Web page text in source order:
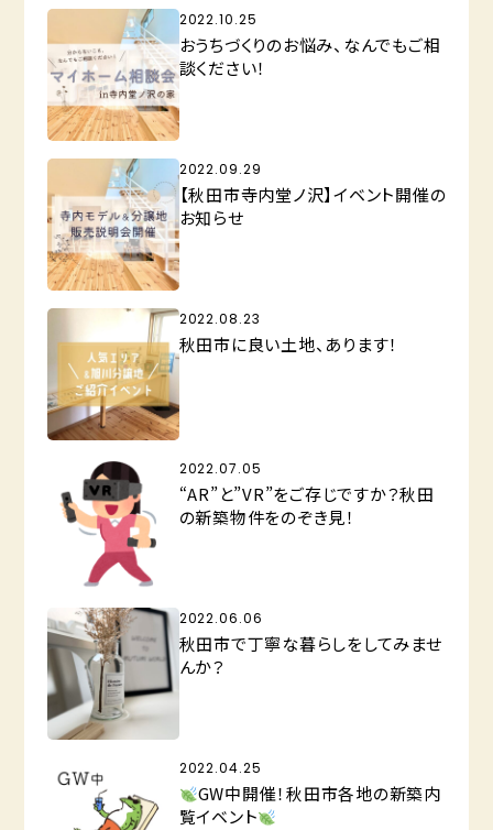
2022.10.25
おうちづくりのお悩み、なんでもご相
談ください！
2022.09.29
【秋田市寺内堂ノ沢】イベント開催の
お知らせ
2022.08.23
秋田市に良い土地、あります！
2022.07.05
“AR”と”VR”をご存じですか？秋田
の新築物件をのぞき見！
2022.06.06
秋田市で丁寧な暮らしをしてみませ
んか？
2022.04.25
GW中開催！秋田市各地の新築内
覧イベント